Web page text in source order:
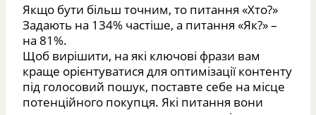
Якщо бути більш точним, то питання «Хто?»
Задають на 134% частіше, а питання «Як?» –
на 81%.
Щоб вирішити, на які ключові фрази вам
краще орієнтуватися для оптимізації контенту
під голосовий пошук, поставте себе на місце
потенційного покупця. Які питання вони